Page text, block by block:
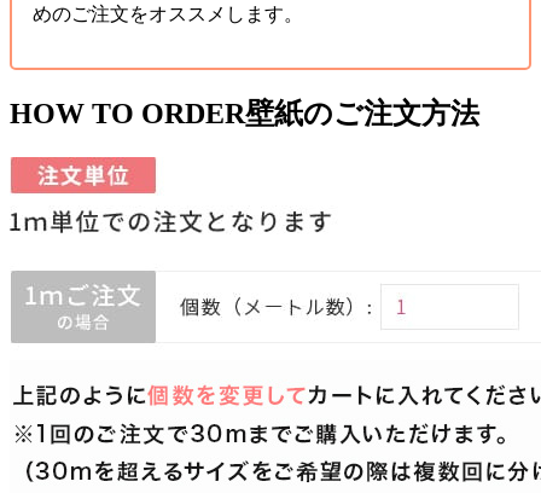
めのご注文をオススメします。
HOW TO ORDER壁紙のご注文方法